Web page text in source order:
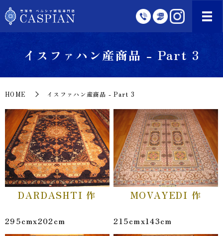
イスファハン産商品 - Part 3
HOME イスファハン産商品 - Part 3
DARDASHTI 作
295cmx202cm
MOVAYEDI 作
215cmx143cm